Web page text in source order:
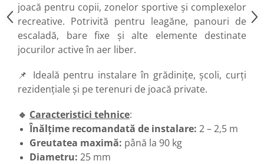
joacă pentru copii, zonelor sportive și complexelor
recreative. Potrivită pentru leagăne, panouri de
escaladă, bare fixe și alte elemente destinate
jocurilor active în aer liber.
📌 Ideală pentru instalare în grădinițe, școli, curți
rezidențiale și pe terenuri de joacă private.
🔹 Caracteristici tehnice:
Înălțime recomandată de instalare: 2 – 2,5 m
Greutatea maximă: până la 90 kg
Diametru: 25 mm